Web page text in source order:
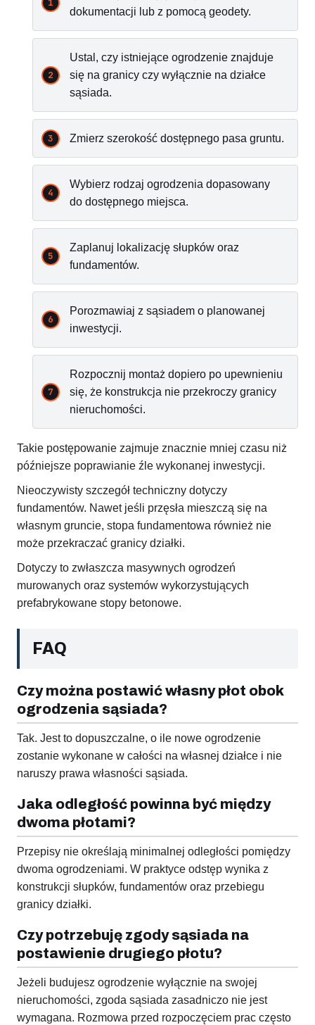
dokumentacji lub z pomocą geodety.
Ustal, czy istniejące ogrodzenie znajduje
się na granicy czy wyłącznie na działce
sąsiada.
Zmierz szerokość dostępnego pasa gruntu.
Wybierz rodzaj ogrodzenia dopasowany
do dostępnego miejsca.
Zaplanuj lokalizację słupków oraz
fundamentów.
Porozmawiaj z sąsiadem o planowanej
inwestycji.
Rozpocznij montaż dopiero po upewnieniu
się, że konstrukcja nie przekroczy granicy
nieruchomości.
Takie postępowanie zajmuje znacznie mniej czasu niż
późniejsze poprawianie źle wykonanej inwestycji.
Nieoczywisty szczegół techniczny dotyczy
fundamentów. Nawet jeśli przęsła mieszczą się na
własnym gruncie, stopa fundamentowa również nie
może przekraczać granicy działki.
Dotyczy to zwłaszcza masywnych ogrodzeń
murowanych oraz systemów wykorzystujących
prefabrykowane stopy betonowe.
FAQ
Czy można postawić własny płot obok
ogrodzenia sąsiada?
Tak. Jest to dopuszczalne, o ile nowe ogrodzenie
zostanie wykonane w całości na własnej działce i nie
naruszy prawa własności sąsiada.
Jaka odległość powinna być między
dwoma płotami?
Przepisy nie określają minimalnej odległości pomiędzy
dwoma ogrodzeniami. W praktyce odstęp wynika z
konstrukcji słupków, fundamentów oraz przebiegu
granicy działki.
Czy potrzebuję zgody sąsiada na
postawienie drugiego płotu?
Jeżeli budujesz ogrodzenie wyłącznie na swojej
nieruchomości, zgoda sąsiada zasadniczo nie jest
wymagana. Rozmowa przed rozpoczęciem prac często